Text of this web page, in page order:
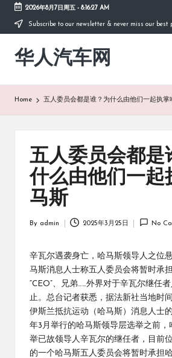
Skip
content
2026年8月7日周五- 8:16:28 AM
Subscribe to our newsletter & never miss our best
华人汽车网
Home 五人委员会都是谁？为什么由他们一起执掌
五人委员会都是
什么由他们一起
马斯
By admin 2025年3月25日 No
辛瓦尔遇袭身亡，哈马斯领导人之位
马斯消息人士称五人委员会将暂时承
“CEO”、兄弟……外界对于辛瓦尔继任
止。总台记者获悉，据法新社当地时
伊斯兰抵抗运动（哈马斯）消息人士
年3月举行的哈马斯领导层选举之前，
举已故领导人辛瓦尔的继任者，目前
的一个哈马斯五人委员会将暂时承担